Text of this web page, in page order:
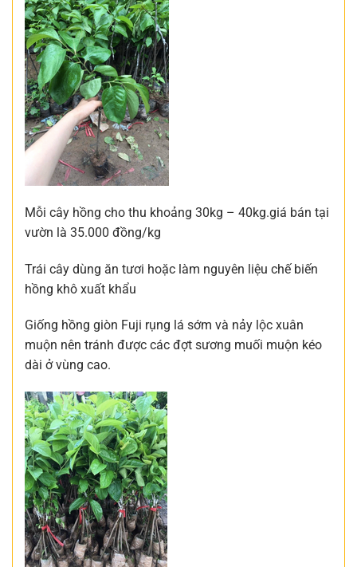
Mỗi cây hồng cho thu khoảng 30kg – 40kg.giá bán tại
vườn là 35.000 đồng/kg
Trái cây dùng ăn tươi hoặc làm nguyên liệu chế biến
hồng khô xuất khẩu
Giống hồng giòn Fuji rụng lá sớm và nảy lộc xuân
muộn nên tránh được các đợt sương muối muộn kéo
dài ở vùng cao.